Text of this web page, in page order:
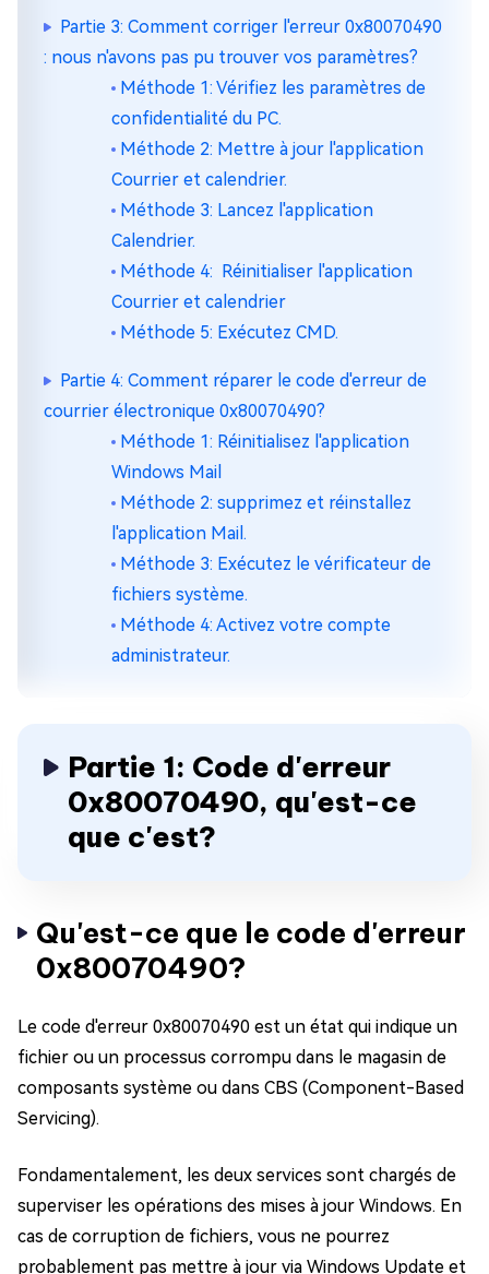
Partie 3: Comment corriger l'erreur 0x80070490
: nous n'avons pas pu trouver vos paramètres?
Méthode 1: Vérifiez les paramètres de
confidentialité du PC.
Méthode 2: Mettre à jour l'application
Courrier et calendrier.
Méthode 3: Lancez l'application
Calendrier.
Méthode 4: Réinitialiser l'application
Courrier et calendrier
Méthode 5: Exécutez CMD.
Partie 4: Comment réparer le code d'erreur de
courrier électronique 0x80070490?
Méthode 1: Réinitialisez l'application
Windows Mail
Méthode 2: supprimez et réinstallez
l'application Mail.
Méthode 3: Exécutez le vérificateur de
fichiers système.
Méthode 4: Activez votre compte
administrateur.
Partie 1: Code d'erreur
0x80070490, qu'est-ce
que c'est?
Qu'est-ce que le code d'erreur
0x80070490?
Le code d'erreur 0x80070490 est un état qui indique un
fichier ou un processus corrompu dans le magasin de
composants système ou dans CBS (Component-Based
Servicing).
Fondamentalement, les deux services sont chargés de
superviser les opérations des mises à jour Windows. En
cas de corruption de fichiers, vous ne pourrez
probablement pas mettre à jour via Windows Update et